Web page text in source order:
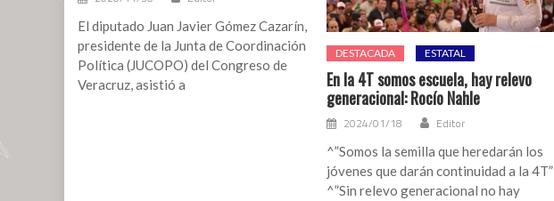
El diputado Juan Javier Gómez Cazarín,
presidente de la Junta de Coordinación
Política (JUCOPO) del Congreso de
Veracruz, asistió a
DESTACADA ESTATAL
En la 4T somos escuela, hay relevo
generacional: Rocío Nahle
2024/01/18 Editor
^”Somos la semilla que heredarán los
jóvenes que darán continuidad a la 4T”
^”Sin relevo generacional no hay